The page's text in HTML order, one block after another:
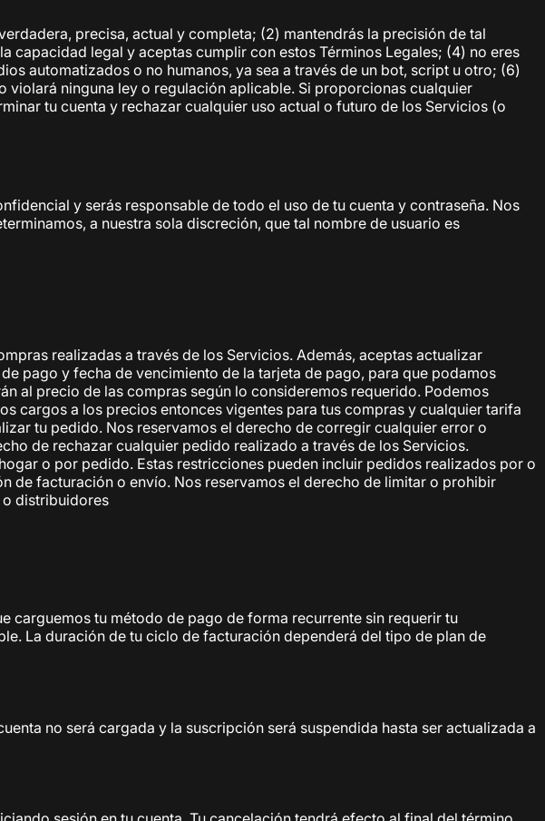
precisa, actual y completa; (2) mantendrás la precisión de tal
legal y aceptas cumplir con estos Términos Legales; (4) no eres
automatizados o no humanos, ya sea a través de un bot, script u otro; (6)
ninguna ley o regulación aplicable. Si proporcionas cualquier
tu cuenta y rechazar cualquier uso actual o futuro de los Servicios (o
y serás responsable de todo el uso de tu cuenta y contraseña. Nos
a nuestra sola discreción, que tal nombre de usuario es
realizadas a través de los Servicios. Además, aceptas actualizar
pago y fecha de vencimiento de la tarjeta de pago, para que podamos
al precio de las compras según lo consideremos requerido. Podemos
cargos a los precios entonces vigentes para tus compras y cualquier tarifa
tu pedido. Nos reservamos el derecho de corregir cualquier error o
de rechazar cualquier pedido realizado a través de los Servicios.
o por pedido. Estas restricciones pueden incluir pedidos realizados por o
de facturación o envío. Nos reservamos el derecho de limitar o prohibir
distribuidores
carguemos tu método de pago de forma recurrente sin requerir tu
La duración de tu ciclo de facturación dependerá del tipo de plan de
no será cargada y la suscripción será suspendida hasta ser actualizada a